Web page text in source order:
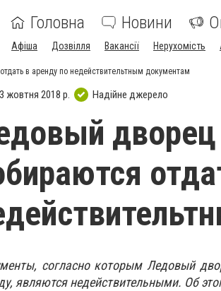
Головна Новини
Афіша Дозвілля Вакансії Нерухомість
в аренду по недействительтным документам
жовтня 2018 р. Надійне джерело
согласно которым Ледовый
являются недействительными. Об